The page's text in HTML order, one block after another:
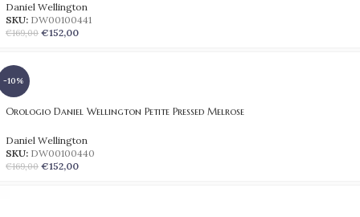
Daniel Wellington
SKU: DW00100441
€169,00 €152,00
-10%
Orologio Daniel Wellington Petite Pressed Melrose
Daniel Wellington
SKU: DW00100440
€169,00 €152,00